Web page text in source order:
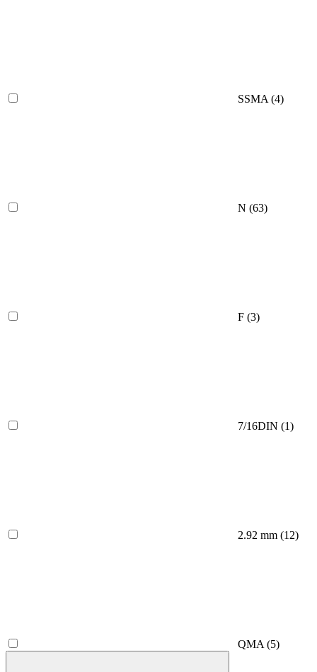
SSMA (4)
N (63)
F (3)
7/16DIN (1)
2.92 mm (12)
QMA (5)